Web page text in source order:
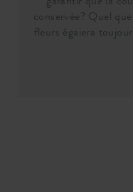
conservée? Quel
fleurs égaiera